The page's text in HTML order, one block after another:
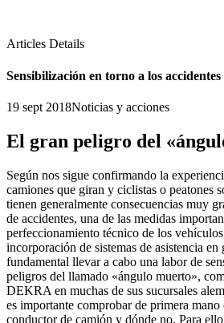
Articles Details
Sensibilización en torno a los accidentes
19 sept 2018Noticias y acciones
El gran peligro del
Según nos sigue confirmando la
camiones que giran y ciclistas o peatones
tienen generalmente consecuencias muy
de accidentes, una de las medidas
perfeccionamiento técnico de los
incorporación de sistemas de asistencia en
fundamental llevar a cabo una labor de
peligros del llamado «ángulo muerto»,
DEKRA en muchas de sus sucursales
es importante comprobar de primera
conductor de camión y dónde no. Para